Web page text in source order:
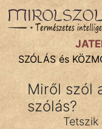
SZÓLÁS ÉS
Bibliai
Közmondások
SZÓLÁS és
Miről szól
szólás?
Tetszik